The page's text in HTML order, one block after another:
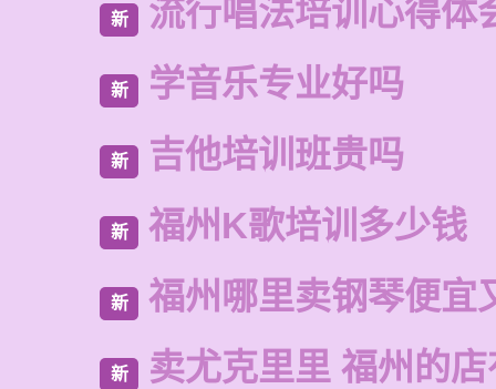
新 流行唱法培训心得体
新 学音乐专业好吗
新 吉他培训班贵吗
新 福州K歌培训多少钱
新 福州哪里卖钢琴便宜
新 卖尤克里里 福州的